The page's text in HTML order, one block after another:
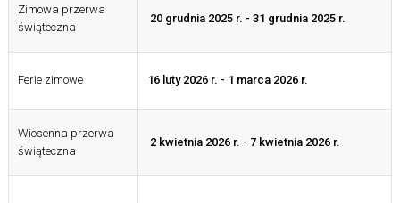
Zimowa przerwa
świąteczna
20 grudnia 2025 r. - 31 grudnia 2025 r.
Ferie zimowe 16 luty 2026 r. - 1 marca 2026 r.
Wiosenna przerwa
świąteczna
2kwietnia 2026 r. - 7 kwietnia 2026 r.